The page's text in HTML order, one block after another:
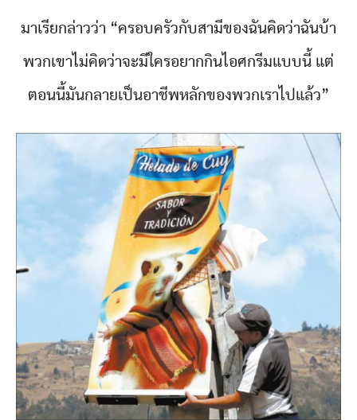
มาเรียกล่าวว่า “ครอบครัวกับสามีของฉันคิดว่าฉันบ้า
พวกเขาไม่คิดว่าจะมีใครอยากกินไอศกรีมแบบนี้ แต่
ตอนนี้มันกลายเป็นอาชีพหลักของพวกเราไปแล้ว”